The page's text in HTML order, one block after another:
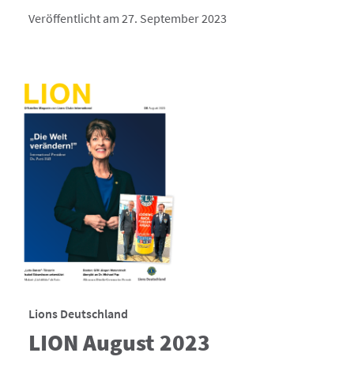
Veröffentlicht am 27. September 2023
Lions Deutschland
LION August 2023